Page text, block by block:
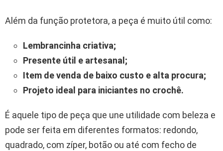
Além da função protetora, a peça é muito útil como:
Lembrancinha criativa;
Presente útil e artesanal;
Item de venda de baixo custo e alta procura;
Projeto ideal para iniciantes no crochê.
É aquele tipo de peça que une utilidade com beleza e
pode ser feita em diferentes formatos: redondo,
quadrado, com zíper, botão ou até com fecho de